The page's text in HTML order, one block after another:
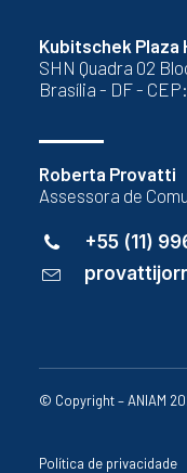
Kubitschek Plaza
SHN Quadra 02
Brasília - DF -
Roberta Provatti
Assessora de
+55 (11)
© Copyright – ANIAM
Política de privacidade